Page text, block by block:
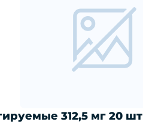
312,5 мг 20 шт